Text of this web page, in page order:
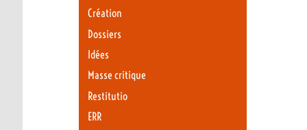
Création
Dossiers
Idées
Masse critique
Restitutio
ERR